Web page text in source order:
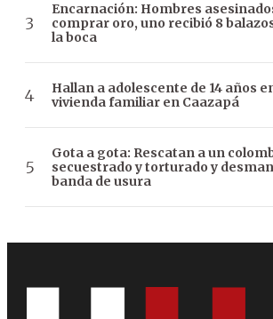
Encarnación: Hombres
comprar oro, uno recibió 8
la boca
Hallan a adolescente de 14 años
vivienda familiar en Caazapá
Gota a gota: Rescatan a un
secuestrado y torturado y
banda de usura